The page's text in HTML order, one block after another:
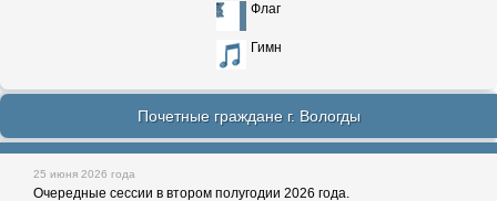
Флаг
Гимн
Почетные граждане г. Вологды
25 июня 2026 года
Очередные сессии в втором полугодии 2026 года.